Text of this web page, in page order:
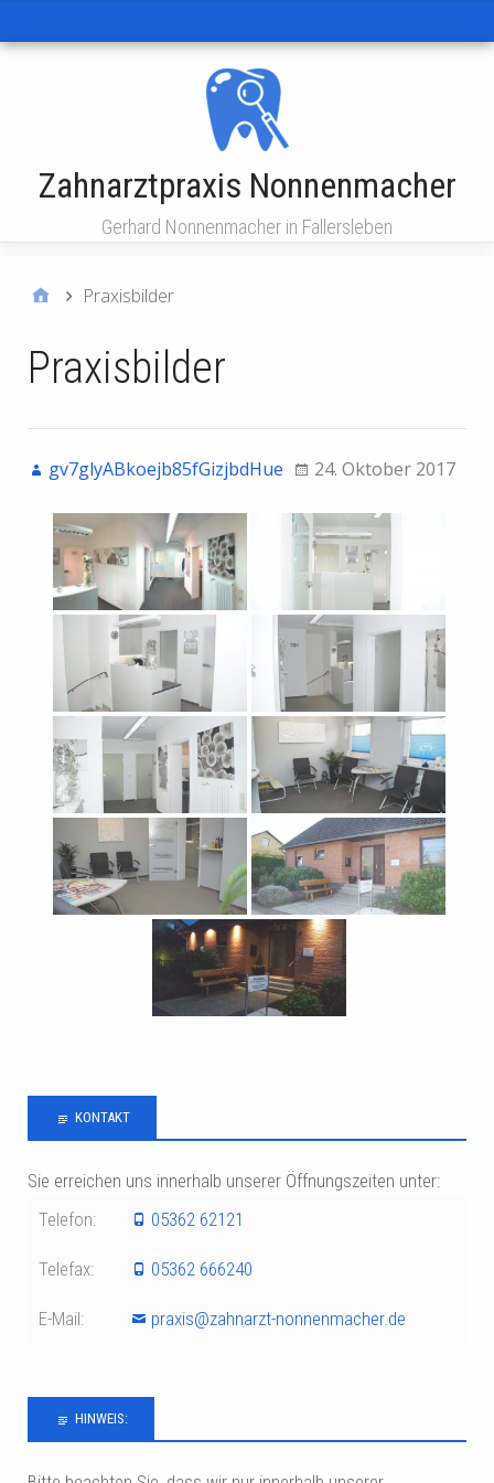
Zahnarztpraxis Nonnenmacher
Gerhard Nonnenmacher in Fallersleben
Praxisbilder
Praxisbilder
gv7glyABkoejb85fGizjbdHue 24. Oktober 2017
KONTAKT
Sie erreichen uns innerhalb unserer Öffnungszeiten unter:
Telefon:
05362 62121
Telefax: 05362 666240
E-Mail: praxis@zahnarzt-nonnenmacher.de
HINWEIS: